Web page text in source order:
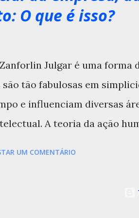
O que é isso?
Julgar é uma forma
tão fabulosas em
e influenciam diversas
A teoria da ação
UM COMENTÁRIO